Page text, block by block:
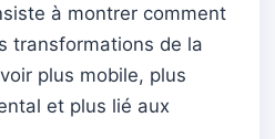
à montrer comment
transformations de la
plus mobile, plus
et plus lié aux